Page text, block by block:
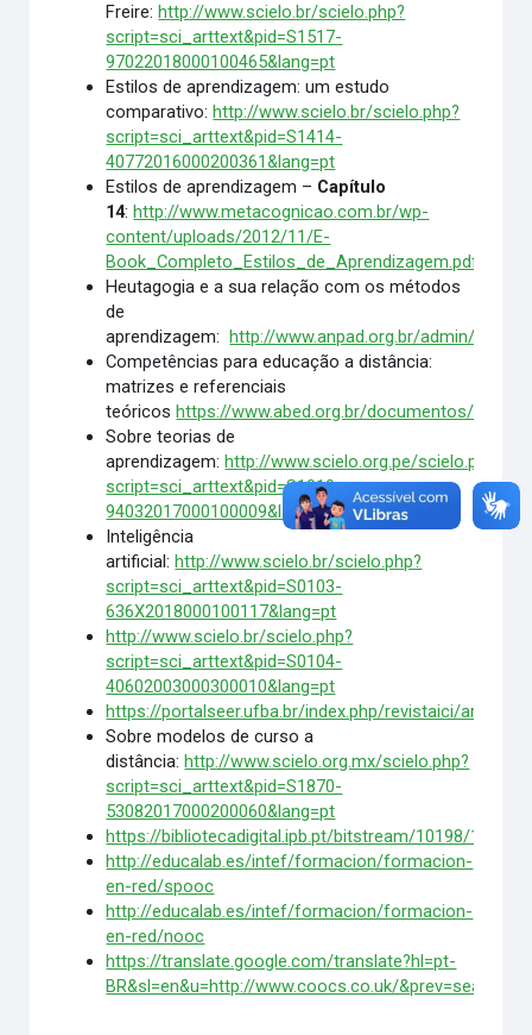
Freire: http://www.scielo.br/scielo.php?
script=sci_arttext&pid=S1517-
97022018000100465&lang=pt
Estilos de aprendizagem: um estudo
comparativo: http://www.scielo.br/scielo.php?
script=sci_arttext&pid=S1414-
40772016000200361&lang=pt
Estilos de aprendizagem – Capítulo
14: http://www.metacognicao.com.br/wp-
content/uploads/2012/11/E-
Book_Completo_Estilos_de_Aprendizagem.pdf
Heutagogia e a sua relação com os métodos
de
aprendizagem: http://www.anpad.org.br/admin/pdf/
Competências para educação a distância:
matrizes e referenciais
teóricos https://www.abed.org.br/documentos/
Sobre teorias de
aprendizagem: http://www.scielo.org.pe/scielo.php?
script=sci_arttext&pid=S1019-
94032017000100009&lang=pt
Inteligência
artificial: http://www.scielo.br/scielo.php?
script=sci_arttext&pid=S0103-
636X2018000100117&lang=pt
http://www.scielo.br/scielo.php?
script=sci_arttext&pid=S0104-
40602003000300010&lang=pt
https://portalseer.ufba.br/index.php/revistaici/article/
Sobre modelos de curso a
distância: http://www.scielo.org.mx/scielo.php?
script=sci_arttext&pid=S1870-
53082017000200060&lang=pt
https://bibliotecadigital.ipb.pt/bitstream/10198/
http://educalab.es/intef/formacion/formacion-
en-red/spooc
http://educalab.es/intef/formacion/formacion-
en-red/nooc
https://translate.google.com/translate?hl=pt-
BR&sl=en&u=http://www.coocs.co.uk/&prev=search